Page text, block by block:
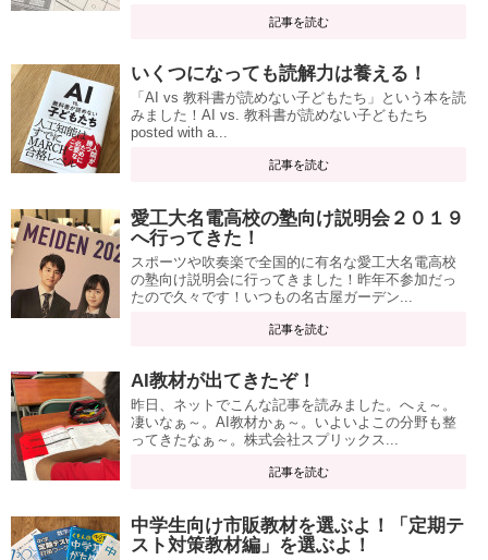
記事を読む
いくつになっても読解力は養える！
「AI vs 教科書が読めない子どもたち」という本を読
みました！AI vs. 教科書が読めない子どもたち
posted with a...
記事を読む
愛工大名電高校の塾向け説明会２０１９
へ行ってきた！
スポーツや吹奏楽で全国的に有名な愛工大名電高校
の塾向け説明会に行ってきました！昨年不参加だっ
たので久々です！いつもの名古屋ガーデン...
記事を読む
AI教材が出てきたぞ！
昨日、ネットでこんな記事を読みました。へぇ～。
凄いなぁ～。AI教材かぁ～。いよいよこの分野も整
ってきたなぁ～。株式会社スプリックス...
記事を読む
中学生向け市販教材を選ぶよ！「定期テ
スト対策教材編」を選ぶよ！